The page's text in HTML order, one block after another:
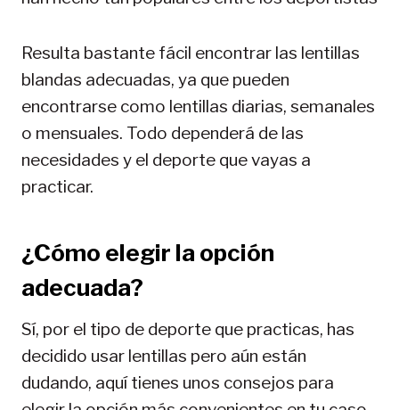
Resulta bastante fácil encontrar las lentillas
blandas adecuadas, ya que pueden
encontrarse como lentillas diarias, semanales
o mensuales. Todo dependerá de las
necesidades y el deporte que vayas a
practicar.
¿Cómo elegir la opción
adecuada?
Sí, por el tipo de deporte que practicas, has
decidido usar lentillas pero aún están
dudando, aquí tienes unos consejos para